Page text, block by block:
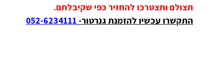
תצולם ותצטרכו להחזיר כפי שקיבלתם.
התקשרו עכשיו להזמנת גנרטור- 052-6234111